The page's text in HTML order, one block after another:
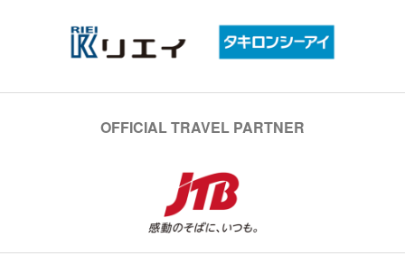
OFFICIAL TRAVEL PARTNER